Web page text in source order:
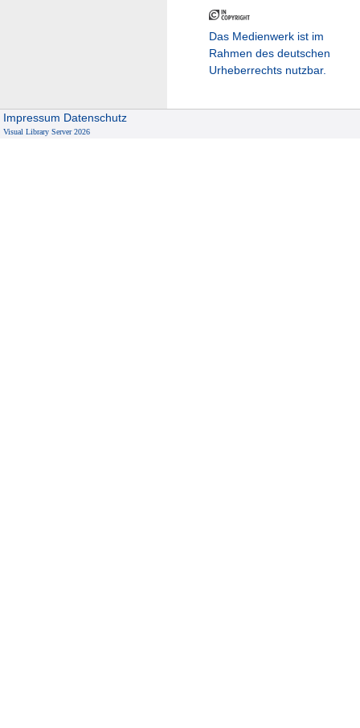
Das Medienwerk ist im
Rahmen des deutschen
Urheberrechts nutzbar.
Impressum Datenschutz
Visual Library Server 2026